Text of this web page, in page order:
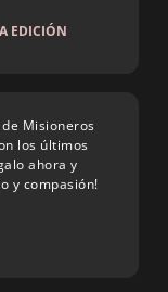
EDICIÓN
Misioneros
los últimos
ahora y
y compasión!